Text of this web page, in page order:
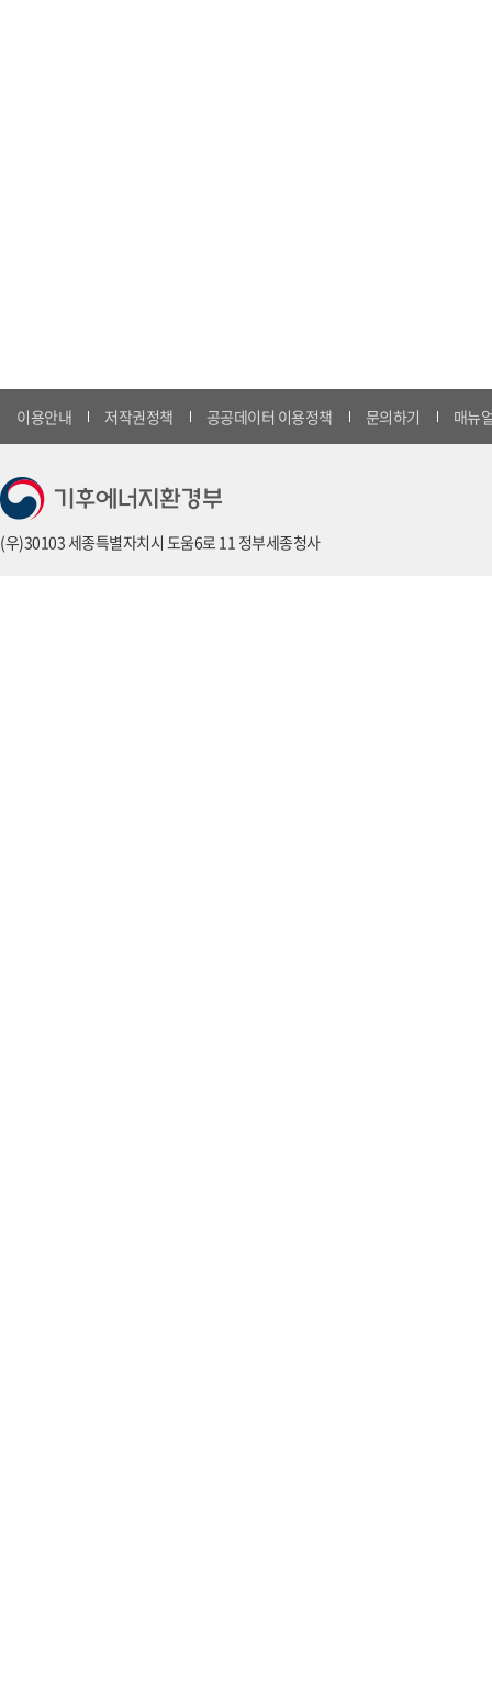
이용안내 저작권정책 공공데이터 이용정책 문의하기 매뉴
(우)30103 세종특별자치시 도움6로 11 정부세종청사